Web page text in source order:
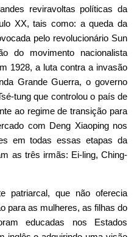
reviravoltas políticas da
XX, tais como: a queda da
pelo revolucionário Sun
do movimento nacionalista
1928, a luta contra a invasão
Grande Guerra, o governo
tung que controlou o país de
ao regime de transição para
com Deng Xiaoping nos
em todas essas etapas da
as três irmãs: Ei-ling, Ching-
patriarcal, que não oferecia
para as mulheres, as filhas do
educadas nos Estados